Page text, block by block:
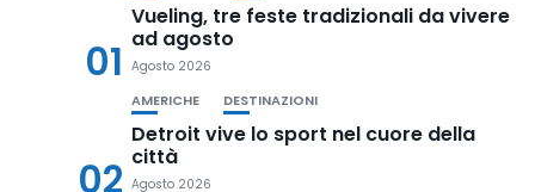
01
Vueling, tre feste tradizionali da vivere
ad agosto
Agosto 2026
02
AMERICHE DESTINAZIONI
Detroit vive lo sport nel cuore della
città
Agosto 2026